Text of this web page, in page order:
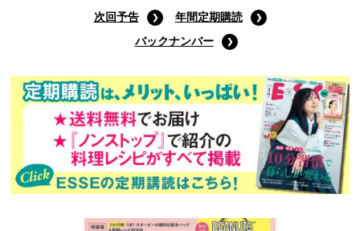
次回予告
年間定期購読
バックナンバー